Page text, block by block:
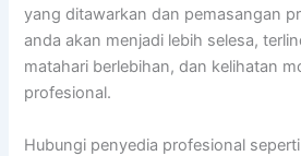
yang ditawarkan dan pemasangan
anda akan menjadi lebih selesa,
matahari berlebihan, dan kelihatan
profesional.
Hubungi penyedia profesional